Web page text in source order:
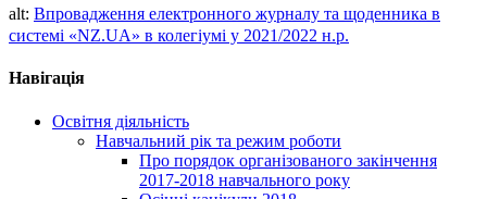
alt: Впровадження електронного журналу та щоденника в
системі «NZ.UA» в колегіумі у 2021/2022 н.р.
Навігація
Освітня діяльність
Навчальний рік та режим роботи
Про порядок організованого закінчення
2017-2018 навчального року